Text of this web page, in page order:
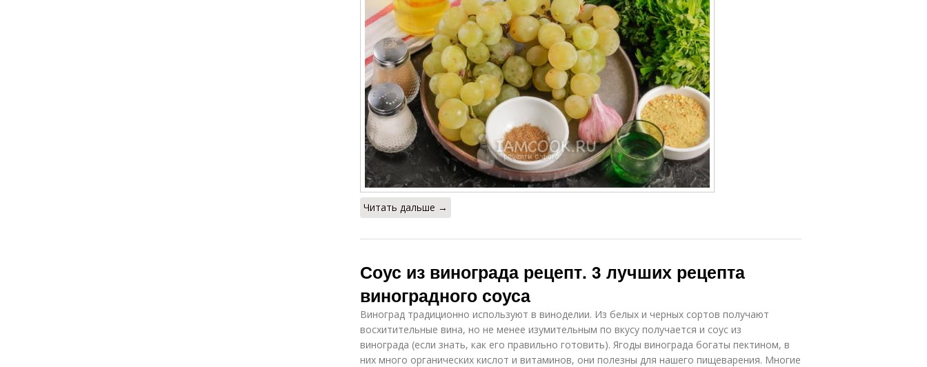
Читать дальше →
Соус из винограда рецепт. 3 лучших рецепта
виноградного соуса
Виноград традиционно используют в виноделии. Из белых и черных сортов получают
восхитительные вина, но не менее изумительным по вкусу получается и соус из
винограда (если знать, как его правильно готовить). Ягоды винограда богаты пектином, в
них много органических кислот и витаминов, они полезны для нашего пищеварения. Многие